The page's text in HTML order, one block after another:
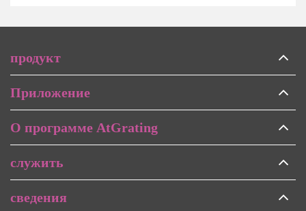
продукт
Приложение
О программе AtGrating
служить
сведения